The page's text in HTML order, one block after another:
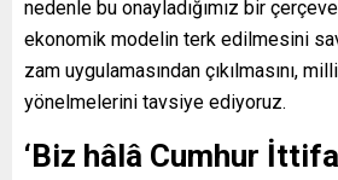
nedenle bu onayladığımız bir
ekonomik modelin terk edilmesini
zam uygulamasından çıkılmasını,
yönelmelerini tavsiye ediyoruz.
‘Biz hâlâ Cumhur